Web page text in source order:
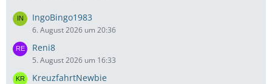
IngoBingo1983
6. August 2026 um 20:36
Reni8
5. August 2026 um 16:33
KreuzfahrtNewbie